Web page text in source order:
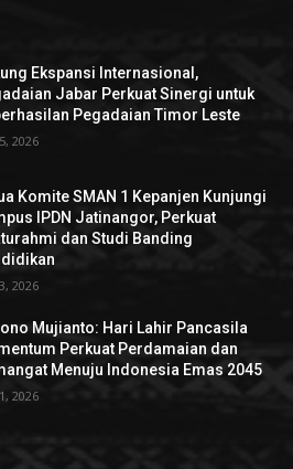
Ekspansi Internasional,
Jabar Perkuat Sinergi untuk
Pegadaian Timor Leste
2026
Komite SMAN 1 Kepanjen Kunjungi
IPDN Jatinangor, Perkuat
dan Studi Banding
2026
Mujianto: Hari Lahir Pancasila
Perkuat Perdamaian dan
Menuju Indonesia Emas 2045
2026